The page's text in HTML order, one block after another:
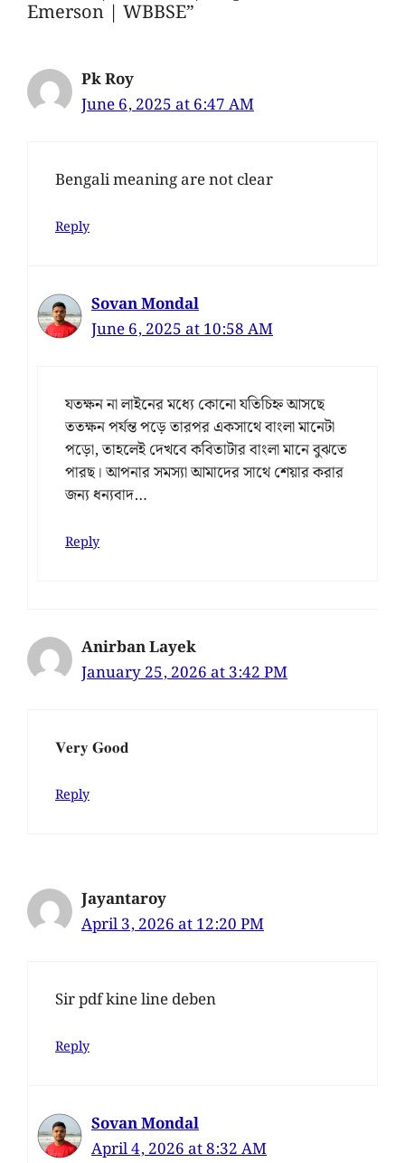
Emerson | WBBSE”
Pk Roy
June 6, 2025 at 6:47 AM
Bengali meaning are not clear
Reply
Sovan Mondal
June 6, 2025 at 10:58 AM
যতক্ষন না লাইনের মধ্যে কোনো যতিচিহ্ন আসছে
ততক্ষন পর্যন্ত পড়ে তারপর একসাথে বাংলা মানেটা
পড়ো, তাহলেই দেখবে কবিতাটার বাংলা মানে বুঝতে
পারছ। আপনার সমস্যা আমাদের সাথে শেয়ার করার
জন্য ধন্যবাদ…
Reply
Anirban Layek
January 25, 2026 at 3:42 PM
𝐕𝐞𝐫𝐲 𝐆𝐨𝐨𝐝
Reply
Jayantaroy
April 3, 2026 at 12:20 PM
Sir pdf kine line deben
Reply
Sovan Mondal
April 4, 2026 at 8:32 AM